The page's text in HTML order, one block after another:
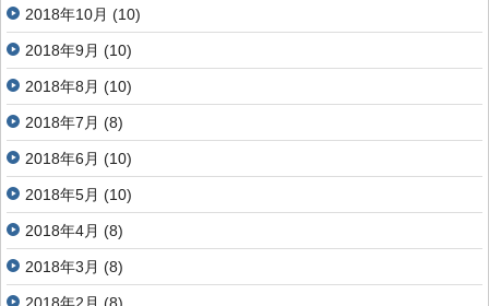
2018年10月 (10)
2018年9月 (10)
2018年8月 (10)
2018年7月 (8)
2018年6月 (10)
2018年5月 (10)
2018年4月 (8)
2018年3月 (8)